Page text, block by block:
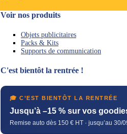
Voir nos produits
Objets publicitaires
Packs & Kits
Supports de communication
C'est bientôt la rentrée !
🎓 C’EST BIENTÔT LA RENTRÉE
Jusqu’à –15 % sur vos
Remise auto dès 150 € HT · jusqu’au 30/